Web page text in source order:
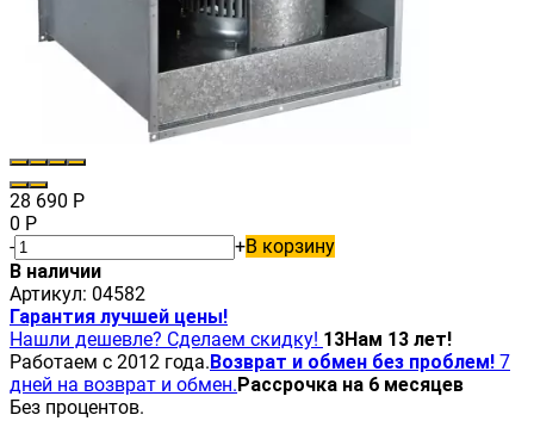
28 690 Р
0 Р
-
+В корзину
В наличии
Артикул: 04582
Гарантия лучшей цены!
Нашли дешевле? Сделаем скидку! 13Нам 13 лет!
Работаем с 2012 года.Возврат и обмен без проблем! 7
дней на возврат и обмен.Рассрочка на 6 месяцев
Без процентов.